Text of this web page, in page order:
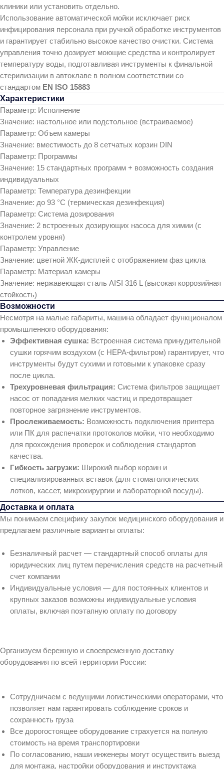
клиники или установить отдельно.
Использование автоматической мойки исключает риск
инфицирования персонала при ручной обработке инструментов
и гарантирует стабильно высокое качество очистки. Система
управления точно дозирует моющие средства и контролирует
температуру воды, подготавливая инструменты к финальной
стерилизации в автоклаве в полном соответствии со
стандартом EN ISO 15883
Характеристики
Параметр: Исполнение
Значение: настольное или подстольное (встраиваемое)
Параметр: Объем камеры
Значение: вместимость до 8 сетчатых корзин DIN
Параметр: Программы
Значение: 15 стандартных программ + возможность создания
индивидуальных
Параметр: Температура дезинфекции
Значение: до 93 °C (термическая дезинфекция)
Параметр: Система дозирования
Значение: 2 встроенных дозирующих насоса для химии (с
контролем уровня)
Параметр: Управление
Значение: цветной ЖК-дисплей с отображением фаз цикла
Параметр: Материал камеры
Значение: нержавеющая сталь AISI 316 L (высокая коррозийная
стойкость)
Возможности
Несмотря на малые габариты, машина обладает функционалом
промышленного оборудования:
Эффективная сушка: Встроенная система принудительной
сушки горячим воздухом (с HEPA-фильтром) гарантирует, что
инструменты будут сухими и готовыми к упаковке сразу
после цикла.
Трехуровневая фильтрация: Система фильтров защищает
насос от попадания мелких частиц и предотвращает
повторное загрязнение инструментов.
Прослеживаемость: Возможность подключения принтера
или ПК для распечатки протоколов мойки, что необходимо
для прохождения проверок и соблюдения стандартов
качества.
Гибкость загрузки: Широкий выбор корзин и
специализированных вставок (для стоматологических
лотков, кассет, микрохирургии и лабораторной посуды).
Доставка и оплата
Мы понимаем специфику закупок медицинского оборудования и
предлагаем различные варианты оплаты:
Безналичный расчет — стандартный способ оплаты для
юридических лиц путем перечисления средств на расчетный
счет компании
Индивидуальные условия — для постоянных клиентов и
крупных заказов возможны индивидуальные условия
оплаты, включая поэтапную оплату по договору
Организуем бережную и своевременную доставку
оборудования по всей территории России:
Сотрудничаем с ведущими логистическими операторами, что
позволяет нам гарантировать соблюдение сроков и
сохранность груза
Все дорогостоящее оборудование страхуется на полную
стоимость на время транспортировки
По согласованию, наши инженеры могут осуществить выезд
для монтажа, настройки оборудования и инструктажа